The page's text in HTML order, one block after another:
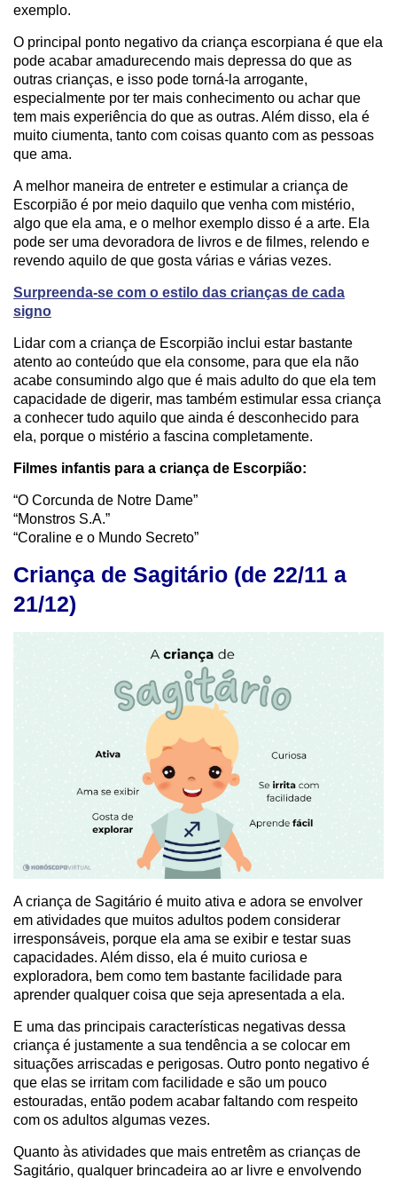
exemplo.
O principal ponto negativo da criança escorpiana é que ela
pode acabar amadurecendo mais depressa do que as
outras crianças, e isso pode torná-la arrogante,
especialmente por ter mais conhecimento ou achar que
tem mais experiência do que as outras. Além disso, ela é
muito ciumenta, tanto com coisas quanto com as pessoas
que ama.
A melhor maneira de entreter e estimular a criança de
Escorpião é por meio daquilo que venha com mistério,
algo que ela ama, e o melhor exemplo disso é a arte. Ela
pode ser uma devoradora de livros e de filmes, relendo e
revendo aquilo de que gosta várias e várias vezes.
Surpreenda-se com o estilo das crianças de cada
signo
Lidar com a criança de Escorpião inclui estar bastante
atento ao conteúdo que ela consome, para que ela não
acabe consumindo algo que é mais adulto do que ela tem
capacidade de digerir, mas também estimular essa criança
a conhecer tudo aquilo que ainda é desconhecido para
ela, porque o mistério a fascina completamente.
Filmes infantis para a criança de Escorpião:
“O Corcunda de Notre Dame”
“Monstros S.A.”
“Coraline e o Mundo Secreto”
Criança de Sagitário (de 22/11 a
21/12)
A criança de Sagitário é muito ativa e adora se envolver
em atividades que muitos adultos podem considerar
irresponsáveis, porque ela ama se exibir e testar suas
capacidades. Além disso, ela é muito curiosa e
exploradora, bem como tem bastante facilidade para
aprender qualquer coisa que seja apresentada a ela.
E uma das principais características negativas dessa
criança é justamente a sua tendência a se colocar em
situações arriscadas e perigosas. Outro ponto negativo é
que elas se irritam com facilidade e são um pouco
estouradas, então podem acabar faltando com respeito
com os adultos algumas vezes.
Quanto às atividades que mais entretêm as crianças de
Sagitário, qualquer brincadeira ao ar livre e envolvendo